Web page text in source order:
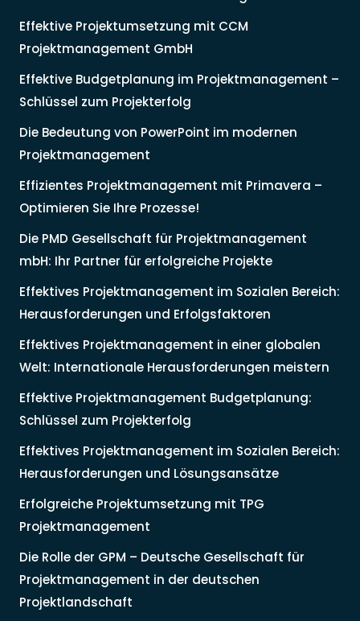
Effektive Projektumsetzung mit CCM
Projektmanagement GmbH
Effektive Budgetplanung im Projektmanagement –
Schlüssel zum Projekterfolg
Die Bedeutung von PowerPoint im modernen
Projektmanagement
Effizientes Projektmanagement mit Primavera –
Optimieren Sie Ihre Prozesse!
Die PMD Gesellschaft für Projektmanagement
mbH: Ihr Partner für erfolgreiche Projekte
Effektives Projektmanagement im Sozialen Bereich:
Herausforderungen und Erfolgsfaktoren
Effektives Projektmanagement in einer globalen
Welt: Internationale Herausforderungen meistern
Effektive Projektmanagement Budgetplanung:
Schlüssel zum Projekterfolg
Effektives Projektmanagement im Sozialen Bereich:
Herausforderungen und Lösungsansätze
Erfolgreiche Projektumsetzung mit TPG
Projektmanagement
Die Rolle der GPM – Deutsche Gesellschaft für
Projektmanagement in der deutschen
Projektlandschaft